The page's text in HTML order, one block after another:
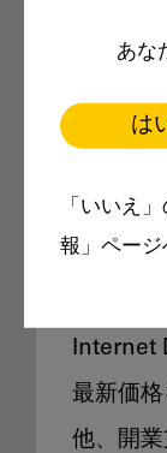
あな
は
「いいえ
報」ページ
Internet
最新価
他、開